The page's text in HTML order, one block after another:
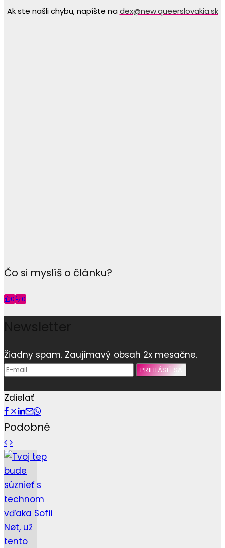
Ak ste našli chybu, napíšte na dex@new.queerslovakia.sk
Čo si myslíš o článku?
0 0
Žiadny spam. Zaujímavý obsah 2x mesačne.
Zdielať
Podobné